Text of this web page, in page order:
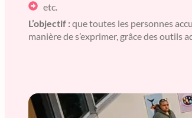
etc.
L’objectif :que toutes les personnes
manière de s’exprimer, grâce des outils